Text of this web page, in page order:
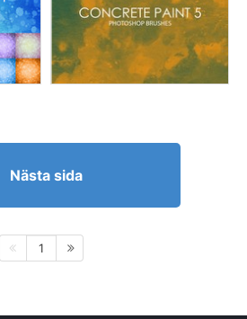
Nästa sida
1